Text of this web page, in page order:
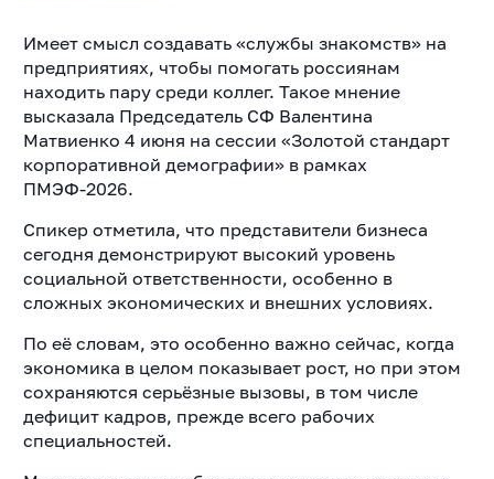
Имеет смысл создавать «службы знакомств» на
предприятиях, чтобы помогать россиянам
находить пару среди коллег. Такое мнение
высказала Председатель СФ Валентина
Матвиенко 4 июня на сессии «Золотой стандарт
корпоративной демографии» в рамках
ПМЭФ-2026.
Спикер отметила, что представители бизнеса
сегодня демонстрируют высокий уровень
социальной ответственности, особенно в
сложных экономических и внешних условиях.
По её словам, это особенно важно сейчас, когда
экономика в целом показывает рост, но при этом
сохраняются серьёзные вызовы, в том числе
дефицит кадров, прежде всего рабочих
специальностей.